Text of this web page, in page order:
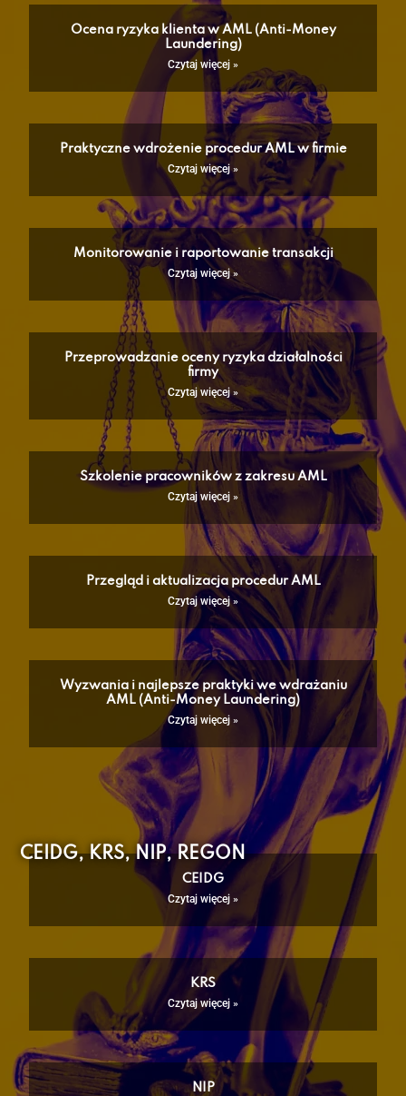
Ocena ryzyka klienta w AML (Anti-Money
Laundering)
Czytaj więcej »
Praktyczne wdrożenie procedur AML w firmie
Czytaj więcej »
Monitorowanie i raportowanie transakcji
Czytaj więcej »
Przeprowadzanie oceny ryzyka działalności
firmy
Czytaj więcej »
Szkolenie pracowników z zakresu AML
Czytaj więcej »
Przegląd i aktualizacja procedur AML
Czytaj więcej »
Wyzwania i najlepsze praktyki we wdrażaniu
AML (Anti-Money Laundering)
Czytaj więcej »
CEIDG, KRS, NIP, REGON
CEIDG
Czytaj więcej »
KRS
Czytaj więcej »
NIP